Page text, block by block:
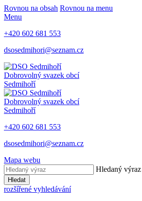
Rovnou na obsah Rovnou na menu
Menu
+420 602 681 553
dsosedmihori@seznam.cz
Dobrovolný svazek obcí
Sedmihoří
Dobrovolný svazek obcí
Sedmihoří
+420 602 681 553
dsosedmihori@seznam.cz
Mapa webu
Hledaný výraz
Hledat
rozšířené vyhledávání